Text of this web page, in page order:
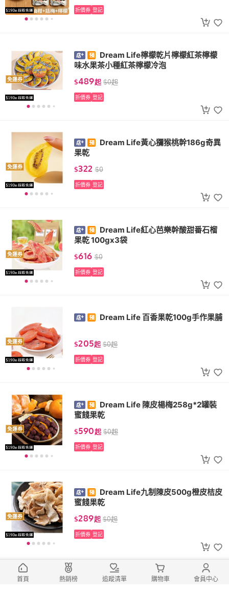
折價券 登記
免運券
Dream Life檸檬乾片檸檬紅茶檸檬
味水果茶小種紅茶檸檬冷泡
$489起 $0起
折價券 登記
免運券
Dream Life黃心獼猴桃幹186g奇異
果乾
$322 $0
折價券 登記
免運券
Dream Life紅心芭樂幹酸甜番石榴
果乾 100gx3袋
$616 $0
折價券 登記
免運券
Dream Life 百香果乾100g手作果脯
$205起 $0起
折價券 登記
免運券
Dream Life 陳皮楊梅258g*2罐裝
蜜餞果乾
$590起 $0起
折價券 登記
免運券
Dream Life九制陳皮500g橙皮桔皮
蜜餞果乾
$289起 $0起
折價券 登記
Dream Life百香果乾袋裝*250g
首頁 熱銷榜 追蹤清單 購物車 會員中心